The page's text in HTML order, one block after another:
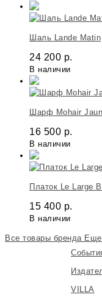
Шаль Lande Matin
24 200 р.
В наличии
Шарф Mohair
16 500 р.
В наличии
Платок Le Large
15 400 р.
В наличии
Все товары бренда Еще
VILLA